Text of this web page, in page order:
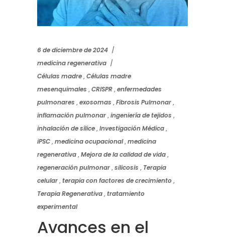
6 de diciembre de 2024
medicina regenerativa
Células madre,Células madre
mesenquimales ,CRISPR,enfermedades
pulmonares ,exosomas ,Fibrosis Pulmonar,
inflamación pulmonar,ingeniería de tejidos ,
inhalación de sílice,Investigación Médica,
iPSC,medicina ocupacional,medicina
regenerativa,Mejora de la calidad de vida,
regeneración pulmonar,silicosis , Terapia
celular,terapia con factores de crecimiento,
Terapia Regenerativa,tratamiento
experimental
Avances en el